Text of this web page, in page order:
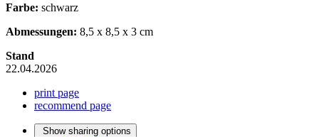
Farbe: schwarz
Abmessungen: 8,5 x 8,5 x 3 cm
Stand
22.04.2026
print page
recommend page
Show sharing options